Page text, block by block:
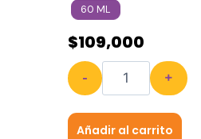
60 ML
$109,000
- +
Añadir al carrito